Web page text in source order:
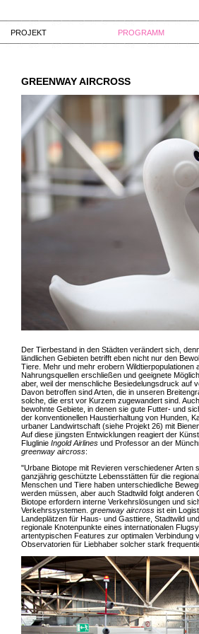
PROJEKT PROGRAMM
GREENWAY AIRCROSS
Der Tierbestand in den Städten verändert sich,
ländlichen Gebieten betrifft eben nicht nur den
Tiere. Mehr und mehr erobern
Nahrungsquellen erschließen und geeignete
aber, weil der menschliche Besiedelungsdruck auf
Davon betroffen sind Arten, die in unseren
solche, die erst vor Kurzem zugewandert sind.
bewohnte Gebiete, in denen sie gute Futter- und
der konventionellen Haustierhaltung von Hunden,
urbaner Landwirtschaft (siehe Projekt 26) mit
Auf diese jüngsten Entwicklungen reagiert der
Fluglinie Ingold Airlines und Professor an der
greenway aircross:
"Urbane Biotope mit Revieren verschiedener Arten
ganzjährig geschützte Lebensstätten für die
Menschen und Tiere haben unterschiedliche
werden müssen, aber auch Stadtwild folgt
Biotope erfordern interne Verkehrslösungen und
Verkehrssystemen. greenway aircross ist ein
Landeplätzen für Haus- und Gasttiere, Stadtwild
regionale Knotenpunkte eines internationalen
artentypischen Features zur optimalen Verbindung
Observatorien für Liebhaber solcher stark